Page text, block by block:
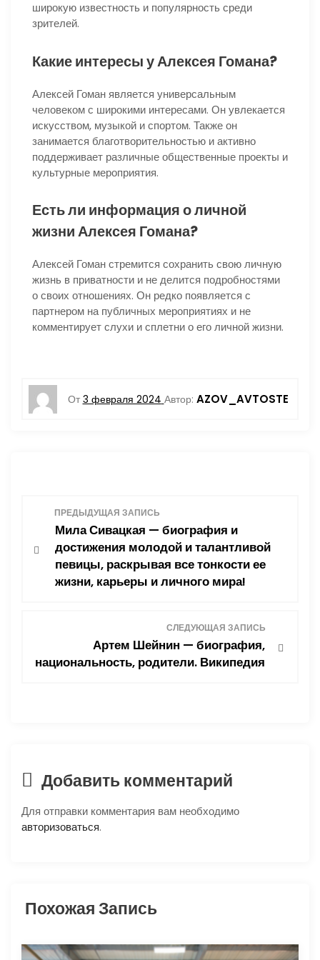
широкую известность и популярность среди
зрителей.
Какие интересы у Алексея Гомана?
Алексей Гоман является универсальным
человеком с широкими интересами. Он увлекается
искусством, музыкой и спортом. Также он
занимается благотворительностью и активно
поддерживает различные общественные проекты и
культурные мероприятия.
Есть ли информация о личной
жизни Алексея Гомана?
Алексей Гоман стремится сохранить свою личную
жизнь в приватности и не делится подробностями
о своих отношениях. Он редко появляется с
партнером на публичных мероприятиях и не
комментирует слухи и сплетни о его личной жизни.
От 3 февраля 2024 Автор: AZOV_AVTOSTE
я
п
о
а
ПРЕДЫДУЩАЯ ЗАПИСЬ
Мила Сивацкая — биография и
достижения молодой и талантливой
певицы, раскрывая все тонкости ее
жизни, карьеры и личного мира!
СЛЕДУЮЩАЯ ЗАПИСЬ
Артем Шейнин — биография,
национальность, родители. Википедия
Добавить комментарий
Для отправки комментария вам необходимо
авторизоваться.
Похожая Запись